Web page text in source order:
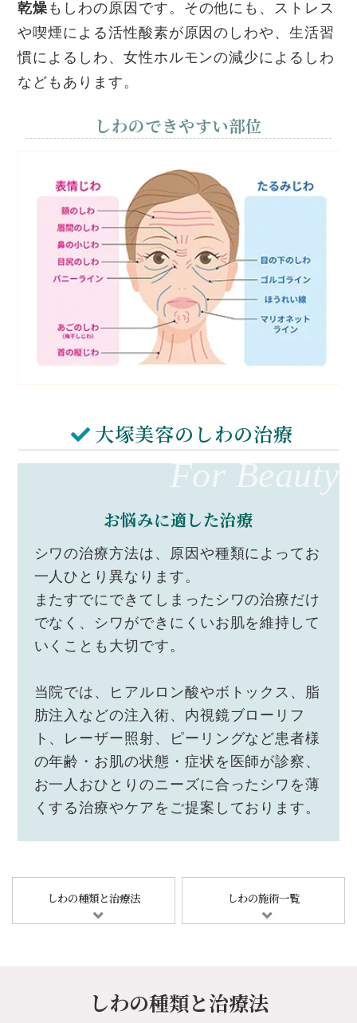
乾燥 もしわの原因です。その他にも、ストレス
や喫煙による活性酸素が原因のしわや、生活習
慣によるしわ、女性ホルモンの減少によるしわ
などもあります。
しわのできやすい部位
大塚美容のしわの治療
For Beauty
お悩みに適した治療
シワの治療方法は、原因や種類によってお
一人ひとり異なります。
またすでにできてしまったシワの治療だけ
でなく、シワができにくいお肌を維持して
いくことも大切です。
当院では、ヒアルロン酸やボトックス、脂
肪注入などの注入術、内視鏡ブローリフ
ト、レーザー照射、ピーリングなど患者様
の年齢・お肌の状態・症状を医師が診察、
お一人おひとりのニーズに合ったシワを薄
くする治療やケアをご提案しております。
しわの種類と治療法 しわの施術一覧
しわの種類と治療法